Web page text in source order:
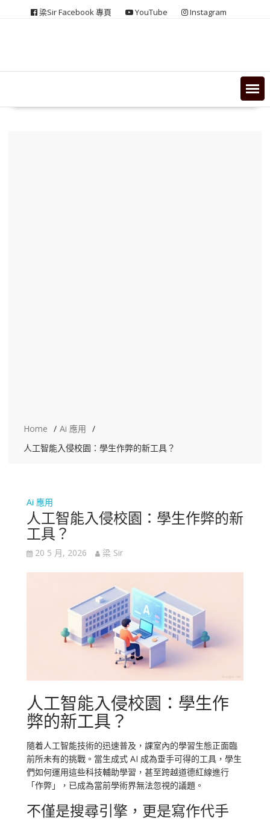
梁Sir Facebook 專頁 YouTube Instagram
Home
Ai 應用
人工智能入侵校園：學生作弊的新工具？
Ai 應用
人工智能入侵校園：學生作弊的新
工具？
20 5 月, 2026 梁 Sir
人工智能入侵校園：學生作
弊的新工具？
隨着人工智能技術的迅速普及，課室內的學習生態正面臨
前所未有的挑戰。當生成式 AI 成為垂手可得的工具，學生
們如何運用這些科技輔助學習，甚至跨越道德紅線進行
「作弊」，已成為當前學術界無法忽視的議題。
不僅是搜尋引擎，更是寫作代手